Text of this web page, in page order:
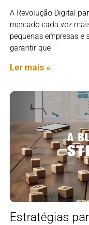
A Revolução Digital
mercado cada vez
pequenas empresas e
garantir que
Ler mais »
Estratégias